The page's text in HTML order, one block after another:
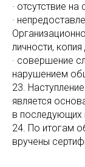
· отсутствие
·
личности,
· совершение
нарушением
23.
является
в последующих
24. По итогам
вручены